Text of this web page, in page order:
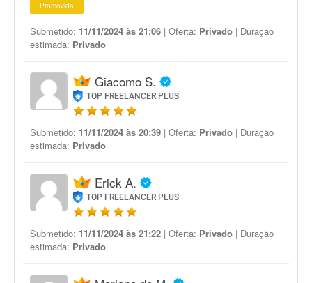
Promovida
Submetido: 11/11/2024 às 21:06 | Oferta: Privado | Duração
estimada: Privado
Giacomo S.
TOP FREELANCER PLUS
Submetido: 11/11/2024 às 20:39 | Oferta: Privado | Duração
estimada: Privado
Erick A.
TOP FREELANCER PLUS
Submetido: 11/11/2024 às 21:22 | Oferta: Privado | Duração
estimada: Privado